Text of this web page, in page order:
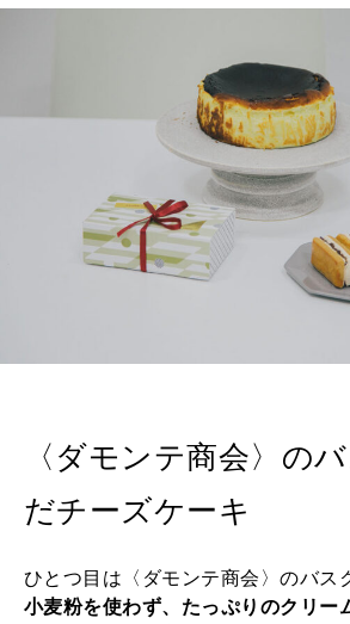
〈ダモンテ商会〉の
だチーズケーキ
ひとつ目は〈ダモンテ商会〉のバス
小麦粉を使わず、たっぷりのクリー